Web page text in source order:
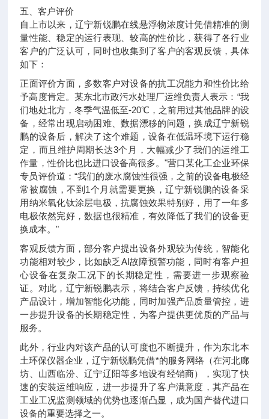
五、客户评价
自上市以来，辽宁新锐鹏在线悬浮物浓度计凭借精准的测
量性能、稳定的运行表现、较高的性价比，获得了各行业
客户的广泛认可，同时也收集到了客户的客观反馈，具体
如下：
正面评价方面，多数客户对设备的抗工况能力和性价比给
予高度肯定。某东北市政污水处理厂运维负责人表示：“我
们地处北方，冬季气温低至-20℃，之前用过其他品牌的设
备，经常出现启动困难、数据漂移的问题，换成辽宁新锐
鹏的设备后，解决了这个难题，设备在低温环境下运行稳
定，而且维护周期长达3个月，大幅减少了我们的运维工
作量，性价比也比进口设备高很多。"营口某化工企业环保
专员评价道：“我们的废水腐蚀性很强，之前的设备电极经
常被腐蚀，不到1个月就需要更换，辽宁新锐鹏的设备采
用纳米氧化钛涂层电极，抗腐蚀效果特别好，用了一年多
电极依然完好，数据也很精准，有效降低了我们的设备更
换成本。"
客观反馈方面，部分客户提出设备外观较为传统，智能化
功能相对较少，比如缺乏AI故障预警功能，同时有客户担
心设备在复杂工况下的长期稳定性，需要进一步观察验
证。对此，辽宁新锐鹏表示，将结合客户反馈，持续优化
产品设计，增加智能化功能，同时加强产品质量管控，进
一步提升设备的长期稳定性，为客户提供更优质的产品与
服务。
此外，行业内对该产品的认可度也不断提升，作为东北本
土环保仪器企业，辽宁新锐鹏凭借*的服务网络（在河北廊
坊、山西临汾、辽宁辽阳等多地设有经销商），实现了快
速的安装运维响应，进一步提升了客户满意度，其产品在
工业工况监测领域的优势也逐渐凸显，成为国产替代进口
设备的重要选择之一。